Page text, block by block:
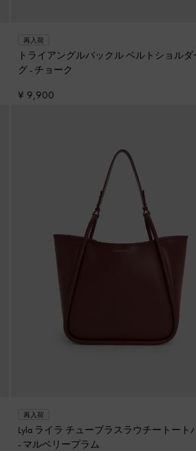
再入荷
トライアングルバックル ベルトショルダ
グ - チョーク
¥ 9,900
再入荷
Lyla ライラ チューブラスラウチートート
- マルベリープラム